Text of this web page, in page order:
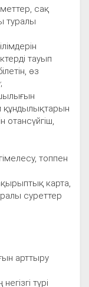
сақ
туралы
тауып
өз
құндылықтарын
отансүйгіш,
топпен
карта,
суреттер
арттыру
түрі